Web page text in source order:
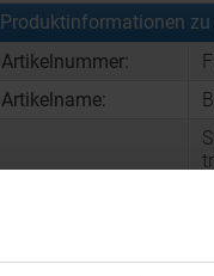
Produktinformationen zu
Artikelnummer:
Artikelname: